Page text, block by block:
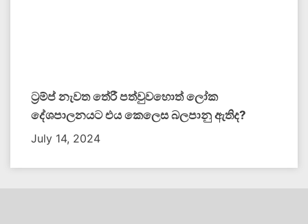
ට්‍රම්ප් නැවත තේරී පත්වුවහොත් ලෝක
දේශපාලනයට එය කෙලෙස බලපානු ඇතිද​?
July 14, 2024